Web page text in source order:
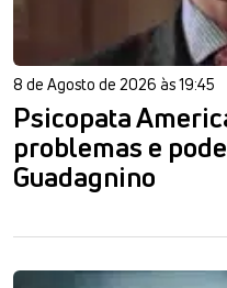
8 de Agosto de 2026 às 19:45
Psicopata
problemas e
Guadagnino